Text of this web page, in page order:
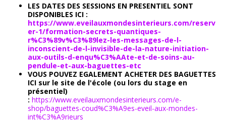
LES DATES DES SESSIONS EN PRESENTIEL SONT
DISPONIBLES ICI :
https://www.eveilauxmondesinterieurs.com/reserv
er-1/formation-secrets-quantiques-
r%C3%89v%C3%89lez-les-messages-de-l-
inconscient-de-l-invisible-de-la-nature-initiation-
aux-outils-d-enqu%C3%AAte-et-de-soins-au-
pendule-et-aux-baguettes-etc
VOUS POUVEZ EGALEMENT ACHETER DES BAGUETTES
ICI sur le site de l'école (ou lors du stage en
présentiel)
: https://www.eveilauxmondesinterieurs.com/e-
shop/baguettes-coud%C3%A9es-eveil-aux-mondes-
int%C3%A9rieurs